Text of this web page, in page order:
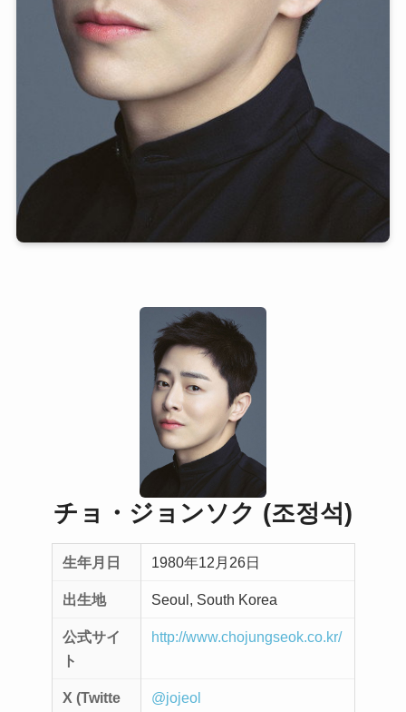
チョ・ジョンソク (조정석)
生年月日 1980年12月26日
出生地 Seoul, South Korea
公式サイ
ト
http://www.chojungseok.co.kr/
X (Twitte
@jojeol